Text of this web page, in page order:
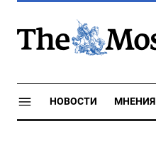
НОВОСТИ МНЕНИЯ